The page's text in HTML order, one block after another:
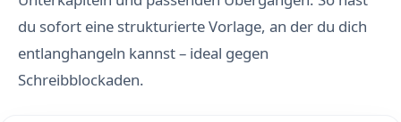
du sofort eine strukturierte Vorlage, an der du dich
entlanghangeln kannst – ideal gegen
Schreibblockaden.